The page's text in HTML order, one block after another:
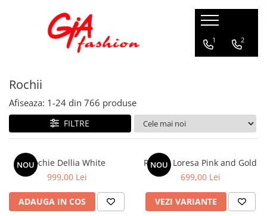
Produsele noastre
Rochii de seara
Rochii de zi
Bride to be
Rochii elegante
Compleuri
Compleuri sport
Compleuri elegante
Salopete
1 2
Rochii
Afiseaza: 1-24 din 766 produse
FILTRE
NOURochie Dellia White
999,00 Lei
ADAUGA IN COS
NOU
Rochie Loresa Pink and Gold
699,00 Lei
VEZI VARIANTE